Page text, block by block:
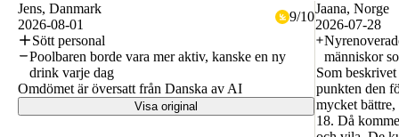
Jens, Danmark
2026-08-01
9/10
Sött personal
Poolbaren borde vara mer aktiv, kanske en ny
drink varje dag
Omdömet är översatt från Danska av AI
Visa original
Jaana, Norge
2026-07-28
människor
Som
punkten den
mycket bättre,
18. Då